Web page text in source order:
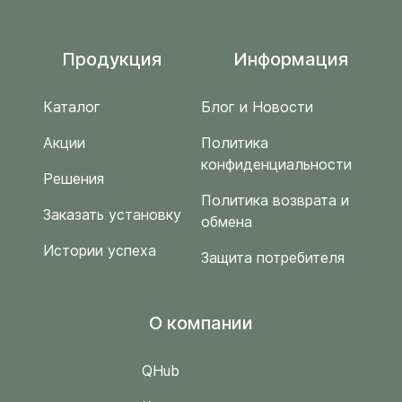
Продукция
Каталог
Акции
Решения
Заказать установку
Истории успеха
Информация
Блог и Новости
Политика
конфиденциальности
Политика возврата и
обмена
Защита потребителя
O компании
QHub